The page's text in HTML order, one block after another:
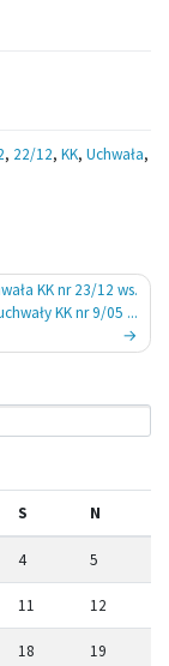
, 22/12, KK, Uchwała,
KK nr 23/12 ws.
KK nr 9/05 ...
S N
4 5
11 12
18 19